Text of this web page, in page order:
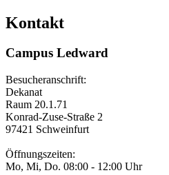
Kontakt
Campus Ledward
Besucheranschrift:
Dekanat
Raum 20.1.71
Konrad-Zuse-Straße 2
97421 Schweinfurt
Öffnungszeiten:
Mo, Mi, Do. 08:00 - 12:00 Uhr